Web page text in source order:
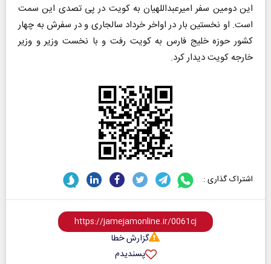
این دومین سفر امیرعبداللهیان به کویت در پی تصدی این سمت
است. ا‌و نخستین بار در اواخر خرداد سالجاری و در سفرش به چهار
کشور حوزه خلیج فارس به کویت رفت و با نخست وزیر و وزیر
خارجه کویت دیدار کرد.
اشتراک گذاری :
گزارش خطا
پسندیدم